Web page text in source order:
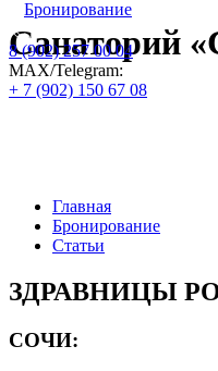
Бронирование
8 (902) 257 00 04
МАХ/Telegram:
+ 7 (902) 150 67 08
Санаторий
Главная
Бронирование
Статьи
ЗДРАВНИЦЫ
СОЧИ: